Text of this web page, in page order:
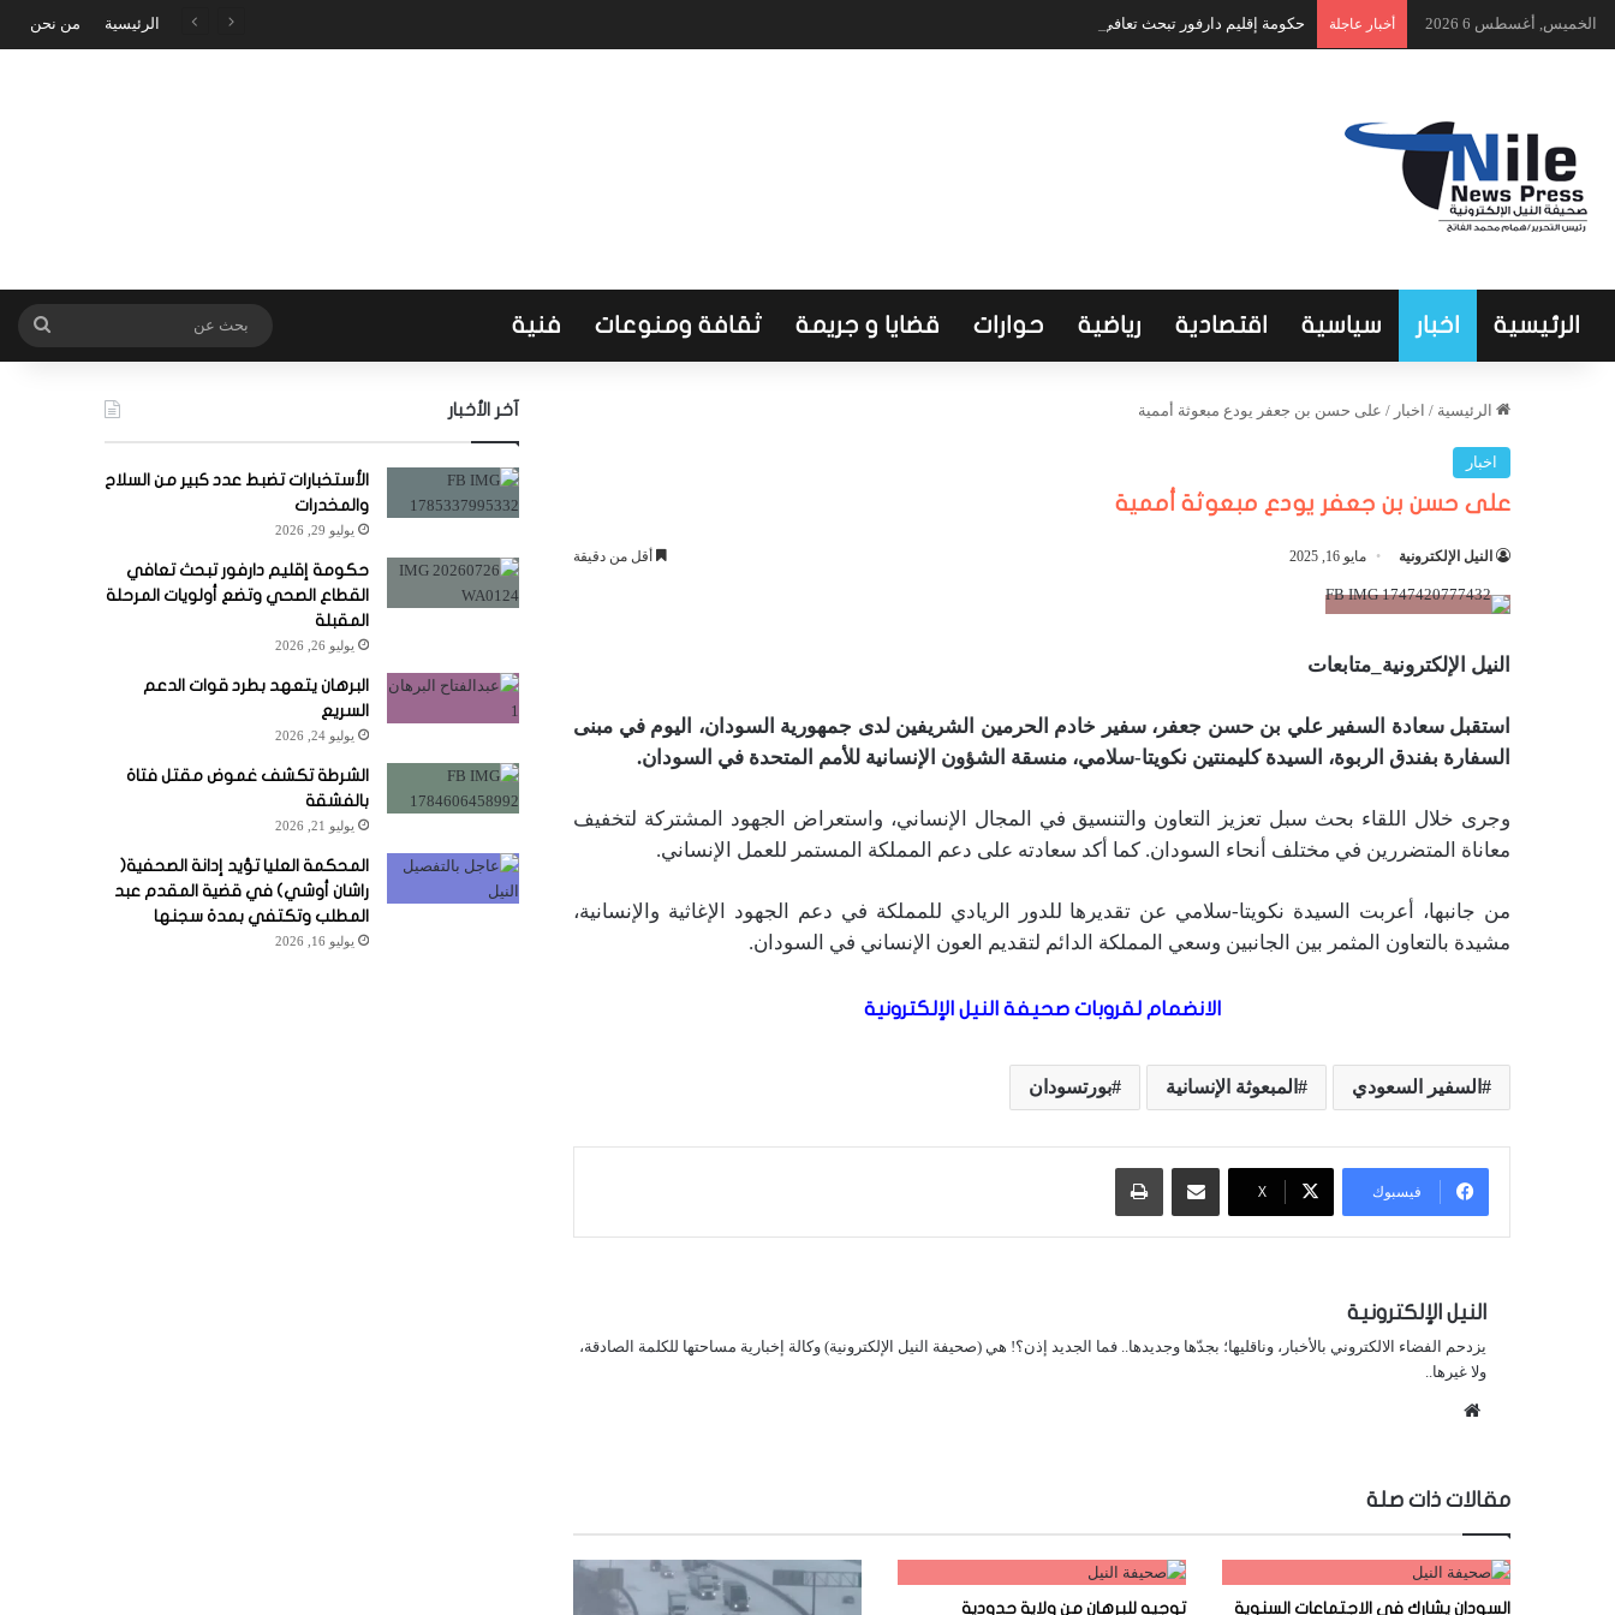
الخميس, أغسطس 6 2026 أخبار عاجلة حكومة إقليم دارفور تبحث تعافي القطاع الصحي وتضع أولويات المرحلة المقبلة الرئيسية من نحن
الرئيسية اخبار سياسية اقتصادية رياضية حوارات قضايا و جريمة ثقافة ومنوعات فنية بحث
عن
الرئيسية / اخبار / على حسن بن جعفر يودع مبعوثة أممية
اخبار
على حسن بن جعفر يودع مبعوثة أممية
النيل الإلكترونية مايو 16, 2025 أقل من دقيقة
النيل الإلكترونية_متابعات
استقبل سعادة السفير علي بن حسن جعفر، سفير خادم الحرمين الشريفين لدى جمهورية السودان، اليوم في مبنى
السفارة بفندق الربوة، السيدة كليمنتين نكويتا-سلامي، منسقة الشؤون الإنسانية للأمم المتحدة في السودان.
وجرى خلال اللقاء بحث سبل تعزيز التعاون والتنسيق في المجال الإنساني، واستعراض الجهود المشتركة لتخفيف
معاناة المتضررين في مختلف أنحاء السودان. كما أكد سعادته على دعم المملكة المستمر للعمل الإنساني.
من جانبها، أعربت السيدة نكويتا-سلامي عن تقديرها للدور الريادي للمملكة في دعم الجهود الإغاثية والإنسانية،
مشيدة بالتعاون المثمر بين الجانبين وسعي المملكة الدائم لتقديم العون الإنساني في السودان.
الانضمام لقروبات صحيفة النيل الإلكترونية
السفير السعودي المبعوثة الإنسانية بورتسودان
فيسبوك X
مشاركة عبر البريد طباعة
النيل الإلكترونية
يزدحم الفضاء الالكتروني بالأخبار، وناقليها؛ بجدّها وجديدها.. فما الجديد إذن؟! هي (صحيفة النيل الإلكترونية) وكالة إخبارية مساحتها للكلمة الصادقة،
ولا غيرها..
مقالات ذات صلة
السودان يشارك في الاجتماعات السنوية توجيه للبرهان من ولاية حدودية
آخر الأخبار
الأستخبارات تضبط عدد كبير من السلاح
والمخدرات
يوليو 29, 2026
حكومة إقليم دارفور تبحث تعافي
القطاع الصحي وتضع أولويات المرحلة
المقبلة
يوليو 26, 2026
البرهان يتعهد بطرد قوات الدعم
السريع
يوليو 24, 2026
الشرطة تكشف غموض مقتل فتاة
بالفشقة
يوليو 21, 2026
المحكمة العليا تؤيد إدانة الصحفية(
راشان أوشي) في قضية المقدم عبد
المطلب وتكتفي بمدة سجنها
يوليو 16, 2026